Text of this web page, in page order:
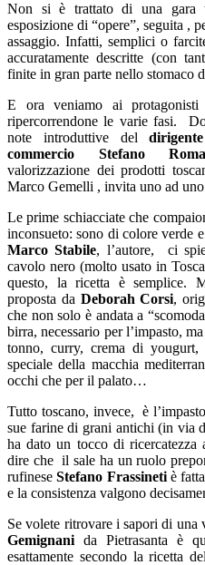
Non si è trattato di una gara
esposizione di “opere”, seguita ,
assaggio. Infatti, semplici o
accuratamente descritte (con
finite in gran parte nello stomaco
E ora veniamo ai
ripercorrendone le varie fasi.
note introduttive del
commercio
Stefano
valorizzazione dei prodotti
Marco Gemelli , invita uno ad
Le prime schiacciate che
inconsueto: sono di colore verde
Marco Stabile, l’autore, ci
cavolo nero (molto usato in
questo, la ricetta è semplice.
proposta da Deborah Corsi,
che non solo è andata a
birra, necessario per l’impasto,
tonno, curry, crema di yougurt,
speciale della macchia
occhi che per il palato…
Tutto toscano, invece, è
sue farine di grani antichi (in via
ha dato un tocco di ricercatezza
dire che il sale ha un ruolo
rufineseStefano Frassinetiè
e la consistenza valgono
Se volete ritrovare i sapori di una
Gemignani da Pietrasanta è
esattamente secondo la ricetta